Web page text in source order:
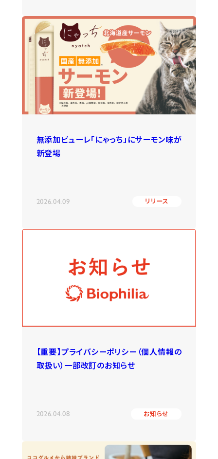
無添加ピューレ「にゃっち」にサーモン味が
新登場
2026.04.09 リリース
【重要】プライバシーポリシー（個人情報の
取扱い）一部改訂のお知らせ
2026.04.08 お知らせ